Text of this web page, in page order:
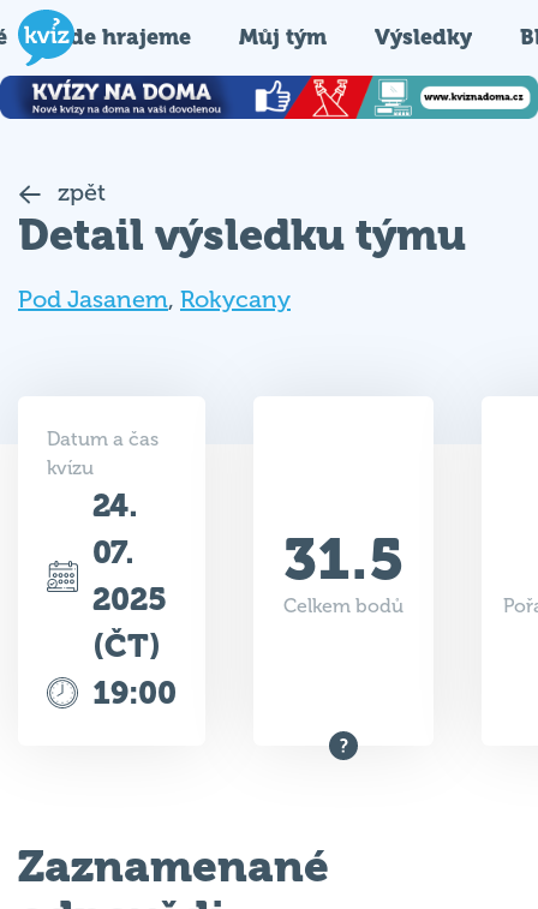
Kde hrajeme Můj tým Výsledky
zpět
Detail výsledku týmu
Pod Jasanem, Rokycany
Datum a čas
kvízu
24.
07.
2025
(ČT)
19:00
31.5
Celkem bodů
Zaznamenané